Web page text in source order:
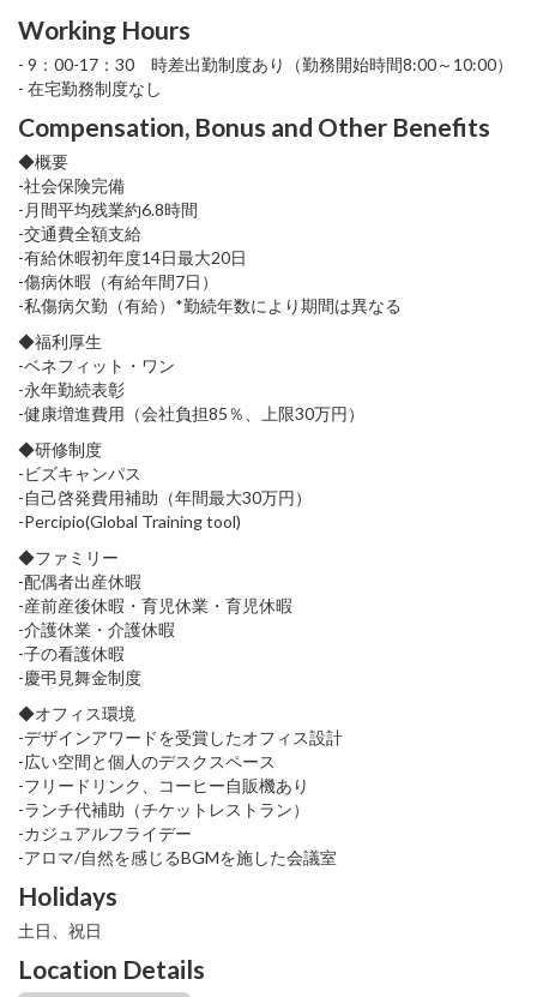
Working Hours
- 9：00-17：30 時差出勤制度あり（勤務開始時間8:00～10:00）
- 在宅勤務制度なし
Compensation, Bonus and Other Benefits
◆概要
-社会保険完備
-月間平均残業約6.8時間
-交通費全額支給
-有給休暇初年度14日最大20日
-傷病休暇（有給年間7日）
-私傷病欠勤（有給）*勤続年数により期間は異なる
◆福利厚生
-ベネフィット・ワン
-永年勤続表彰
-健康増進費用（会社負担85％、上限30万円）
◆研修制度
-ビズキャンパス
-自己啓発費用補助（年間最大30万円）
-Percipio(Global Training tool)
◆ファミリー
-配偶者出産休暇
-産前産後休暇・育児休業・育児休暇
-介護休業・介護休暇
-子の看護休暇
-慶弔見舞金制度
◆オフィス環境
-デザインアワードを受賞したオフィス設計
-広い空間と個人のデスクスペース
-フリードリンク、コーヒー自販機あり
-ランチ代補助（チケットレストラン）
-カジュアルフライデー
-アロマ/自然を感じるBGMを施した会議室
Holidays
土日、祝日
Location Details